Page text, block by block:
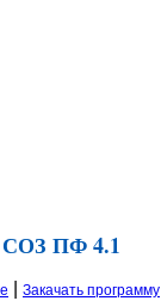
СОЗ ПФ 4.1
Закачать программу